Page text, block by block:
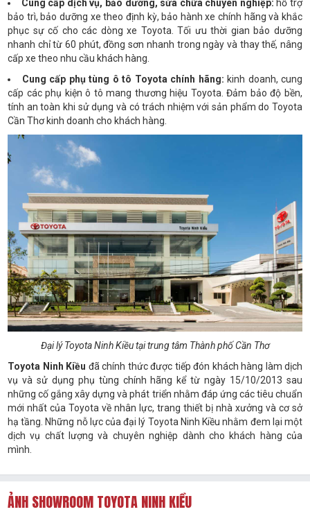
Cung cấp dịch vụ, bảo dưỡng, sửa chữa chuyên nghiệp: ​​​​​hỗ trợ
bảo trì, bảo dưỡng xe theo định kỳ, bảo hành xe chính hãng và khắc
phục sự cố cho các dòng xe Toyota. Tối ưu thời gian bảo dưỡng
nhanh chỉ từ 60 phút, đồng sơn nhanh trong ngày và thay thế, nâng
cấp xe theo nhu cầu khách hàng.
Cung cấp phụ tùng ô tô Toyota chính hãng: ​​​kinh doanh, cung
cấp các phụ kiện ô tô mang thương hiệu Toyota. Đảm bảo độ bền,
tính an toàn khi sử dụng và có trách nhiệm với sản phẩm do Toyota
Cần Thơ kinh doanh cho khách hàng.
Đại lý Toyota Ninh Kiều tại trung tâm Thành phố Cần Thơ
Toyota Ninh Kiều đã chính thức được tiếp đón khách hàng làm dịch
vụ và sử dụng phụ tùng chính hãng kể từ ngày 15/10/2013 sau
những cố gắng xây dựng và phát triển nhằm đáp ứng các tiêu chuẩn
mới nhất của Toyota về nhân lực, trang thiết bị nhà xưởng và cơ sở
hạ tầng. Những nỗ lực của đại lý Toyota Ninh Kiều nhằm đem lại một
dịch vụ chất lượng và chuyên nghiệp dành cho khách hàng của
mình.
ẢNH SHOWROOM TOYOTA NINH KIỀU